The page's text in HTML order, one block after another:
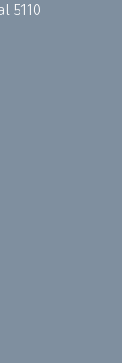
5110